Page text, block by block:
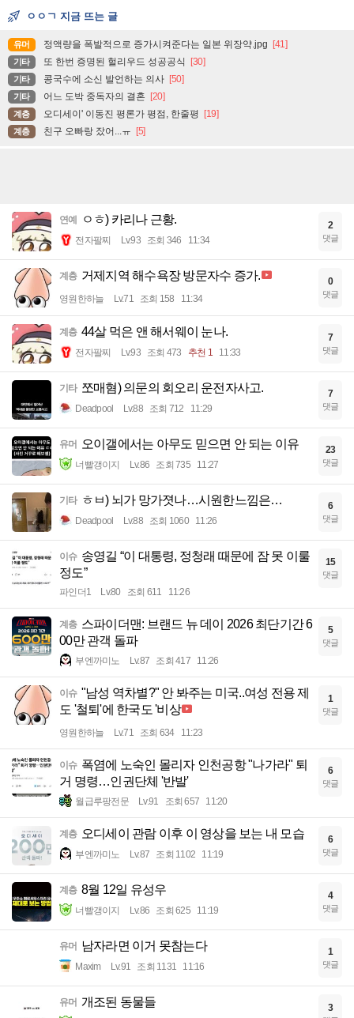
ㅇㅇㄱ 지금 뜨는 글
유머 정액량을 폭발적으로 증가시켜준다는 일본 위장약.jpg [41]
기타 또 한번 증명된 헐리우드 성공공식 [30]
기타 콩국수에 소신 발언하는 의사 [50]
기타 어느 도박 중독자의 결혼 [20]
계층 오디세이' 이동진 평론가 평점, 한줄평 [19]
계층 친구 오빠랑 잤어...ㅠ [5]
연예 ㅇㅎ) 카리나 근황.
전자팔찌 Lv.93 조회 346 11:34
2
댓글
계층 거제지역 해수욕장 방문자수 증가.
영원한하늘 Lv.71 조회 158 11:34
0
댓글
계층 44살 먹은 앤 해서웨이 눈나.
전자팔찌 Lv.93 조회 473 추천 1 11:33
7
댓글
기타 쪼매혐) 의문의 회오리 운전자사고.
Deadpool Lv.88 조회 712 11:29
7
댓글
유머 오이갤에서는 아무도 믿으면 안 되는 이유
너빨갱이지 Lv.86 조회 735 11:27
23
댓글
기타 ㅎㅂ) 뇌가 망가졋나…시원한느낌은…
Deadpool Lv.88 조회 1060 11:26
6
댓글
이슈 송영길 “이 대통령, 정청래 때문에 잠 못 이룰
정도”
파인더1 Lv.80 조회 611 11:26
15
댓글
계층 스파이더맨: 브랜드 뉴 데이 2026 최단기간 6
00만 관객 돌파
부엔까미노 Lv.87 조회 417 11:26
5
댓글
이슈 "남성 역차별?" 안 봐주는 미국..여성 전용 제
도 '철퇴'에 한국도 '비상
영원한하늘 Lv.71 조회 634 11:23
1
댓글
이슈 폭염에 노숙인 몰리자 인천공항 "나가라" 퇴
거 명령…인권단체 '반발'
월급루팡전문 Lv.91 조회 657 11:20
6
댓글
계층 오디세이 관람 이후 이 영상을 보는 내 모습
부엔까미노 Lv.87 조회 1102 11:19
6
댓글
계층 8월 12일 유성우
너빨갱이지 Lv.86 조회 625 11:19
4
댓글
유머 남자라면 이거 못참는다
Maxim Lv.91 조회 1131 11:16
1
댓글
유머 개조된 동물들 3